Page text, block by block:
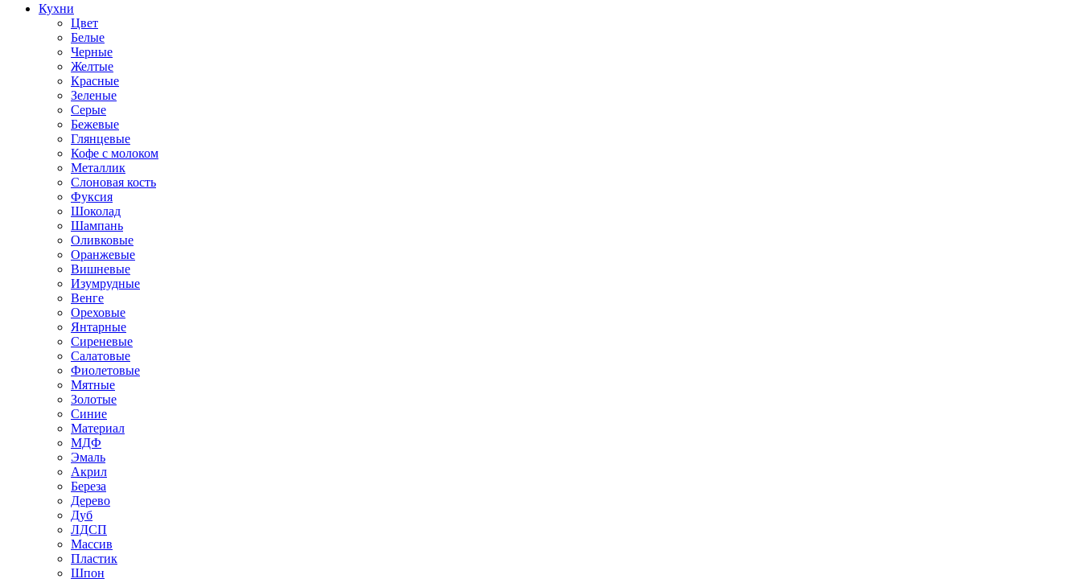
Кухни
Цвет
Белые
Черные
Желтые
Красные
Зеленые
Серые
Бежевые
Глянцевые
Кофе с молоком
Металлик
Слоновая кость
Фуксия
Шоколад
Шампань
Оливковые
Оранжевые
Вишневые
Изумрудные
Венге
Ореховые
Янтарные
Сиреневые
Салатовые
Фиолетовые
Мятные
Золотые
Синие
Материал
МДФ
Эмаль
Акрил
Береза
Дерево
Дуб
ЛДСП
Массив
Пластик
Шпон